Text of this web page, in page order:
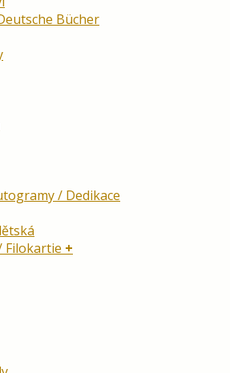
Bücher
/ Dedikace
Filokartie